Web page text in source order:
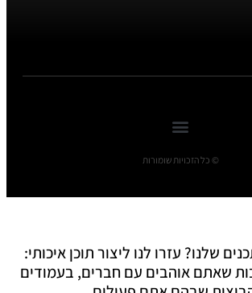
© כל הזכויות שומורות
שלנו? עזרו לנו ליצור תוכן איכותי:
שאתם אוהבים עם חברים, בעמודים